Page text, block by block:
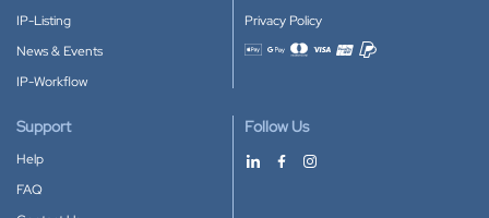
IP-Listing
News & Events
IP-Workflow
Privacy Policy
Accepted payment methods
Support
Help
FAQ
Follow Us